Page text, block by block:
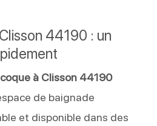
44190 : un
à Clisson 44190
de baignade
et disponible dans des